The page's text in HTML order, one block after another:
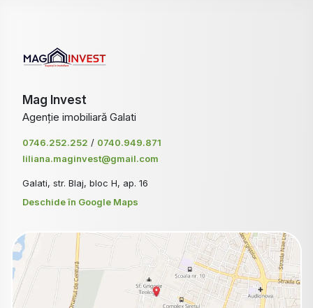
Mag Invest
Agenție imobiliară Galati
0746.252.252 / 0740.949.871
liliana.maginvest@gmail.com
Galati, str. Blaj, bloc H, ap. 16
Deschide în Google Maps